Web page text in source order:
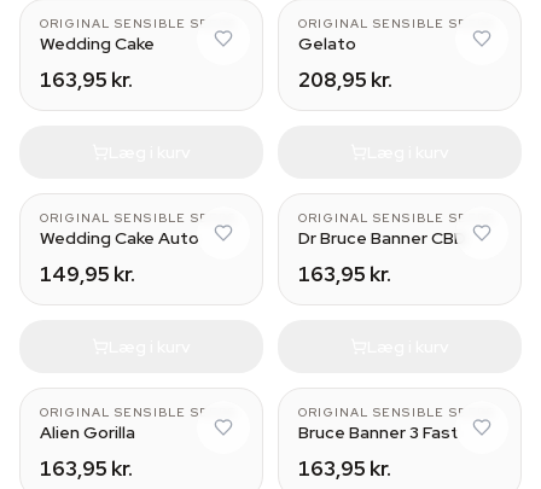
ORIGINAL SENSIBLE SEEDS
Wedding Cake
163,95 kr.
ORIGINAL SENSIBLE SEEDS
Gelato
208,95 kr.
ORIGINAL SENSIBLE SEEDS
Wedding Cake Auto
149,95 kr.
ORIGINAL SENSIBLE SEEDS
Dr Bruce Banner CBD
163,95 kr.
ORIGINAL SENSIBLE SEEDS
Alien Gorilla
163,95 kr.
ORIGINAL SENSIBLE SEEDS
Bruce Banner 3 Fast
163,95 kr.